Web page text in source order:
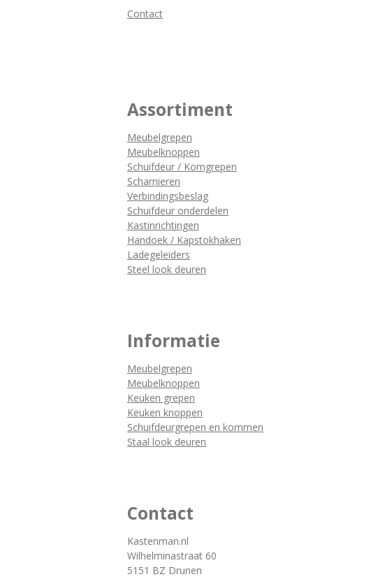
Contact
Assortiment
Meubelgrepen
Meubelknoppen
Schuifdeur / Komgrepen
Scharnieren
Verbindingsbeslag
Schuifdeur onderdelen
Kastinrichtingen
Handoek / Kapstokhaken
Ladegeleiders
Steel look deuren
Informatie
Meubelgrepen
Meubelknoppen
Keuken grepen
Keuken knoppen
Schuifdeurgrepen en kommen
Staal look deuren
Contact
Kastenman.nl
Wilhelminastraat 60
5151 BZ Drunen